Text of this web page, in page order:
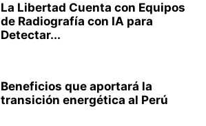
La Libertad Cuenta con Equipos
de Radiografía con IA para
Detectar...
Beneficios que aportará la
transición energética al Perú